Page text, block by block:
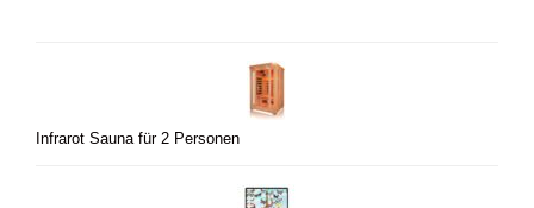
Infrarot Sauna für 2 Personen